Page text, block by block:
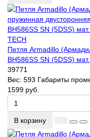
Петля Armadillo
BH586SS SN (5DSS)
39771
Вес: 593 Габариты
1599 руб.
В корзину